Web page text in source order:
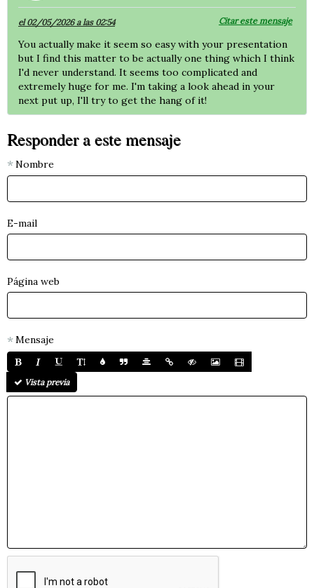
el 02/05/2026 a las 02:54 Citar este mensaje
You actually make it seem so easy with your presentation
but I find this matter to be actually one thing which I think
I'd never understand. It seems too complicated and
extremely huge for me. I'm taking a look ahead in your
next put up, I'll try to get the hang of it!
Responder a este mensaje
Nombre
E-mail
Página web
Mensaje
Vista previa